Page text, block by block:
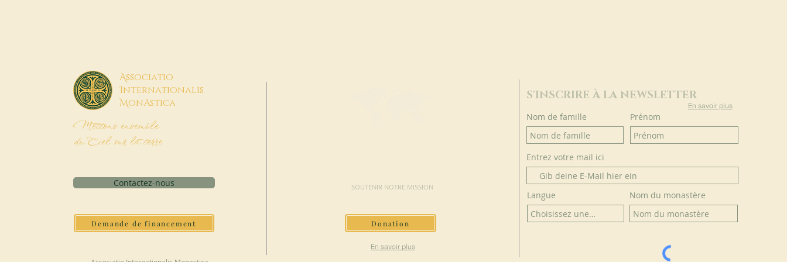
Associatio
Internationalis
MonAstica
Mettons ensemble
du Ciel sur la terre
Contactez-nous
Demande de financement
SOUTENIR NOTRE MISSION
Donation
En savoir plus
S'INSCRIRE À LA NEWSLETTER
En savoir plus
Nom de famille Prénom
Entrez votre mail ici
Langue Nom du monastère